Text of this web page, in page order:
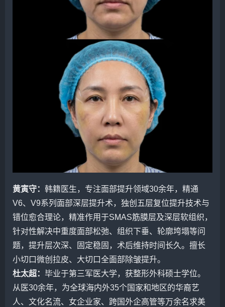
黄寅守： 韩籍医生，专注面部提升领域30余年，精通
V6、V9系列面部深层提升术，独创五层复位提升技术与
错位愈合理论，精准作用于SMAS筋膜层及深层软组织，
针对性解决中重度面部松弛、组织下垂、轮廓垮塌等问
题，提升层次深、固定稳固，术后维持时间 长久。擅长
小切口微创拉皮、大切口全面部除皱提升。
杜太超： 毕业于第三军医大学，获整形外科硕士学位。
从医30余年，为全球海内外35个国家和地区的华裔艺
人、文化名流、女企业家、跨国外企高管等万余名求美